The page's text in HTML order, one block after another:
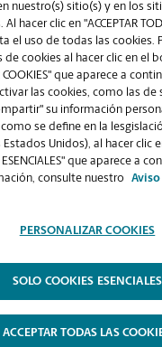
LA PÁGINA DE LA
.
de Privacidad | Términos de
nuestro(s) sitio(s) y en los
hacer clic en "ACCEPTAR
el uso de todas las cookies.
de cookies al hacer clic en el
COOKIES" que aparece a
las cookies, como las de
su información
se define en la
Unidos), al hacer clic
ESENCIALES" que aparece a
consulte nuestro
PERSONALIZAR COOKIES
SOLO COOKIES ESENCIALES
ACCEPTAR TODAS LAS